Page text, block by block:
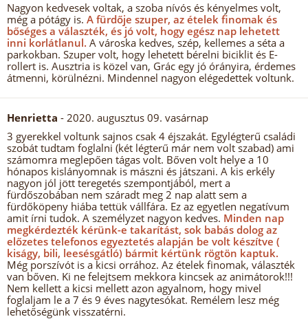
Nagyon kedvesek voltak, a szoba nívós és kényelmes volt,
még a pótágy is. A fürdője szuper, az ételek finomak és
bőséges a választék, és jó volt, hogy egész nap lehetett
inni korlátlanul. A városka kedves, szép, kellemes a séta a
parkokban. Szuper volt, hogy lehetett bérelni biciklit és E-
rollert is. Ausztria is közel van, Grác egy jó órányira, érdemes
átmenni, körülnézni. Mindennel nagyon elégedettek voltunk.
Henrietta - 2020. augusztus 09. vasárnap
3 gyerekkel voltunk sajnos csak 4 éjszakát. Egylégterű családi
szobát tudtam foglalni (két légterű már nem volt szabad) ami
számomra meglepően tágas volt. Bőven volt helye a 10
hónapos kislányomnak is mászni és játszani. A kis erkély
nagyon jól jött teregetés szempontjából, mert a
fürdőszobában nem száradt meg 2 nap alatt sem a
fürdőköpeny hiába tettük vállfára. Ez az egyetlen negatívum
amit írni tudok. A személyzet nagyon kedves. Minden nap
megkérdezték kérünk-e takarítást, sok babás dolog az
előzetes telefonos egyeztetés alapján be volt készítve (
kiságy, bili, leesésgátló) bármit kértünk rögtön kaptuk.
Még porszívót is a kicsi orrához. Az ételek finomak, választék
van bőven. Ki ne felejtsem mekkora kincsek az animátorok!!!
Nem kellett a kicsi mellett azon agyalnom, hogy mivel
foglaljam le a 7 és 9 éves nagytesókat. Remélem lesz még
lehetőségünk visszatérni.